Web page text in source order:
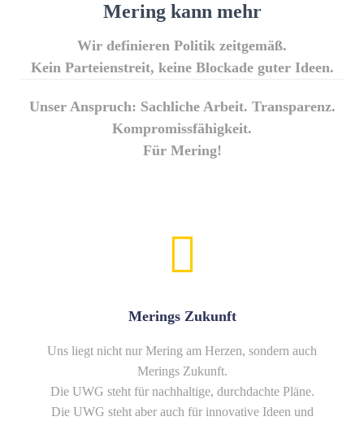
Mering kann mehr
Wir definieren Politik zeitgemäß.
Kein Parteienstreit, keine Blockade guter Ideen.
Unser Anspruch: Sachliche Arbeit. Transparenz.
Kompromissfähigkeit.
Für Mering!
Merings Zukunft
Uns liegt nicht nur Mering am Herzen, sondern auch
Merings Zukunft.
Die UWG steht für nachhaltige, durchdachte Pläne.
Die UWG steht aber auch für innovative Ideen und